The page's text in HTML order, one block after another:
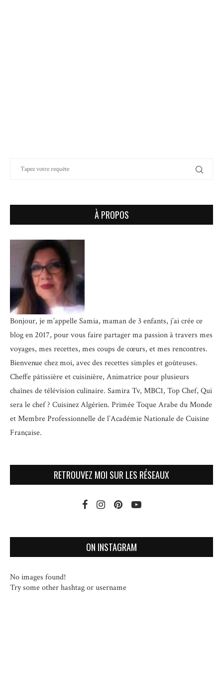
À PROPOS
Bonjour, je m’appelle Samia, maman de 3 enfants, j’ai crée ce
blog en 2017, pour vous faire partager ma passion à travers mes
voyages, mes recettes, mes coups de cœurs, et mes rencontres.
Bienvenue chez moi, avec des recettes simples et goûteuses.
Cheffe pâtissière et cuisinière, Animatrice pour plusieurs
chaînes de télévision culinaire. Samira Tv, MBC1, Top Chef, Qui
sera le chef ? Cuisinez Algérien. Primée Toque Arabe du Monde
etMembre Professionnelle de l’Académie Nationale de Cuisine
Française.
RETROUVEZ MOI SUR LES RÉSEAUX
ON INSTAGRAM
No images found!
Try some other hashtag or username